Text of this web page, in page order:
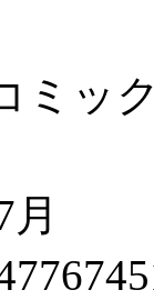
ミッ